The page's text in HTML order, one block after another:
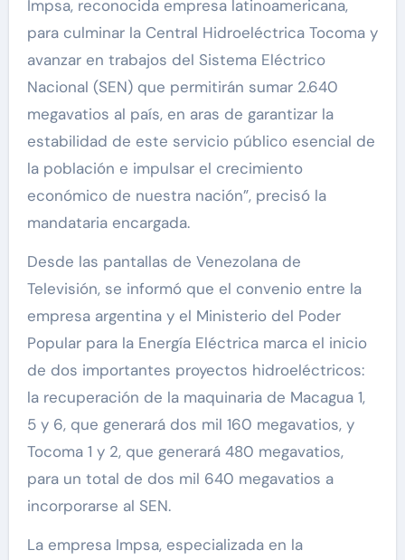
Impsa, reconocida empresa latinoamericana,
para culminar la Central Hidroeléctrica Tocoma y
avanzar en trabajos del Sistema Eléctrico
Nacional (SEN) que permitirán sumar 2.640
megavatios al país, en aras de garantizar la
estabilidad de este servicio público esencial de
la población e impulsar el crecimiento
económico de nuestra nación”, precisó la
mandataria encargada.
Desde las pantallas de Venezolana de
Televisión, se informó que el convenio entre la
empresa argentina y el Ministerio del Poder
Popular para la Energía Eléctrica marca el inicio
de dos importantes proyectos hidroeléctricos:
la recuperación de la maquinaria de Macagua 1,
5 y 6, que generará dos mil 160 megavatios, y
Tocoma 1 y 2, que generará 480 megavatios,
para un total de dos mil 640 megavatios a
incorporarse al SEN.
La empresa Impsa, especializada en la